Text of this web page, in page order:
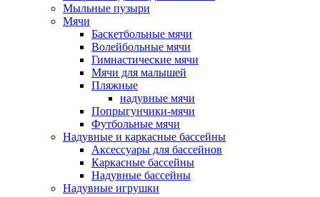
Мыльные пузыри
Мячи
Баскетбольные мячи
Волейбольные мячи
Гимнастические мячи
Мячи для малышей
Пляжные
надувные мячи
Попрыгунчики-мячи
Футбольные мячи
Надувные и каркасные бассейны
Аксессуары для бассейнов
Каркасные бассейны
Надувные бассейны
Надувные игрушки